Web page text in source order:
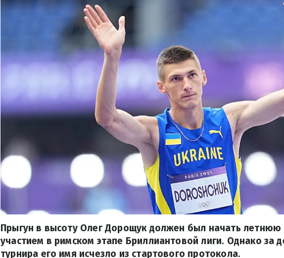
Прыгун в высоту Олег Дорощук должен был начать летнюю
участием в римском этапе Бриллиантовой лиги. Однако за
турнира его имя исчезло из стартового протокола.